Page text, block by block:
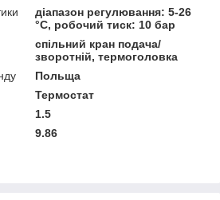
діапазон регулювання: 5-26
°С, робочий тиск: 10 бар
спільний кран подача/
зворотній, термоголовка
Польща
Термостат
1.5
9.86